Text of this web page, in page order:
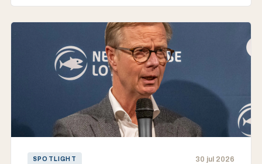
SPOTLIGHT 30 jul 2026